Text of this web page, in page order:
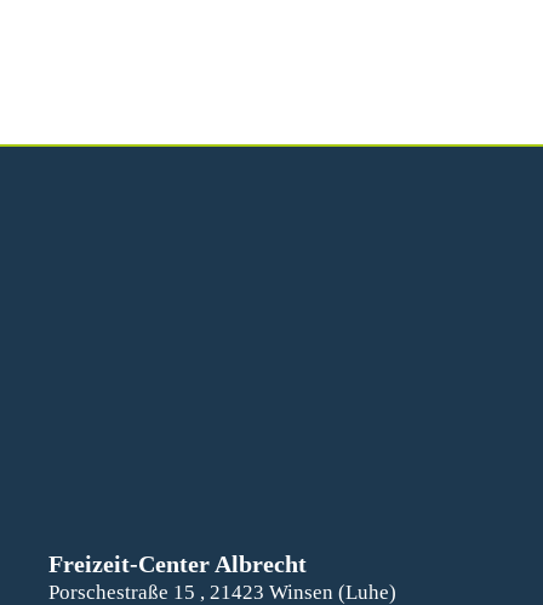
Freizeit-Center Albrecht
Porschestraße 15 , 21423 Winsen (Luhe)